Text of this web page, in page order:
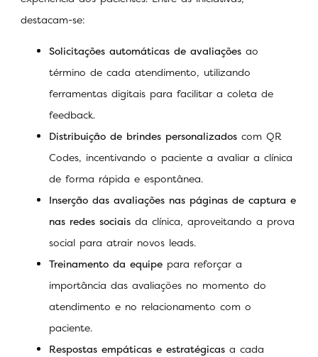
destacam-se:
Solicitações automáticas de avaliações ao
término de cada atendimento, utilizando
ferramentas digitais para facilitar a coleta de
feedback.
Distribuição de brindes personalizados com QR
Codes, incentivando o paciente a avaliar a clínica
de forma rápida e espontânea.
Inserção das avaliações nas páginas de captura e
nas redes sociais da clínica, aproveitando a prova
social para atrair novos leads.
Treinamento da equipe para reforçar a
importância das avaliações no momento do
atendimento e no relacionamento com o
paciente.
Respostas empáticas e estratégicas a cada